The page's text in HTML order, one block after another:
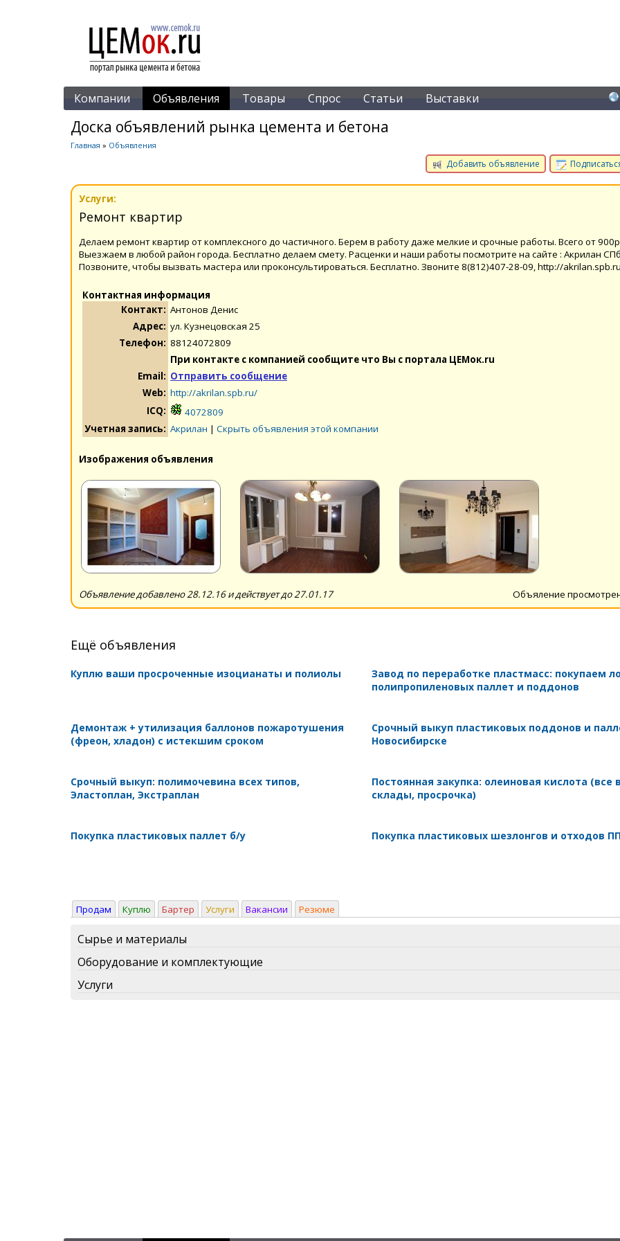
Компании Объявления Товары Спрос Статьи Выставки
Доска объявлений рынка цемента и бетона
Главная » Объявления
Добавить объявление
Услуги:
Ремонт квартир
Делаем ремонт квартир от комплексного до частичного. Берем в работу даже мелкие и срочные работы. Всего от
Выезжаем в любой район города. Бесплатно делаем смету. Расценки и наши работы посмотрите на сайте : Акрилан
Позвоните, чтобы вызвать мастера или проконсультироваться. Бесплатно. Звоните 8(812)407-28-09, http://akrilan.spb.ru
Контактная информация
Контакт: Антонов Денис
Адрес: ул. Кузнецовская 25
Телефон: 88124072809
При контакте с компанией сообщите что Вы с портала ЦЕМок.ru
Email: Отправить сообщение
Web: http://akrilan.spb.ru/
ICQ:
4072809
Учетная запись: Акрилан | Скрыть объявления этой компании
Изображения объявления
Объяление
Объявление добавлено 28.12.16 и действует до 27.01.17
Ещё объявления
Куплю ваши просроченные изоцианаты и полиолы
Завод по переработке пластмасс: покупаем
полипропиленовых паллет и поддонов
Демонтаж + утилизация баллонов пожаротушения
(фреон, хладон) с истекшим сроком
Срочный выкуп пластиковых поддонов и
Новосибирске
Срочный выкуп: полимочевина всех типов,
Эластоплан, Экстраплан
Постоянная закупка: олеиновая кислота (все
склады, просрочка)
Покупка пластиковых паллет б/у Покупка пластиковых шезлонгов и отходов ПП
Продам Куплю Бартер Услуги Вакансии Резюме
Сырье и материалы
Оборудование и комплектующие
Услуги